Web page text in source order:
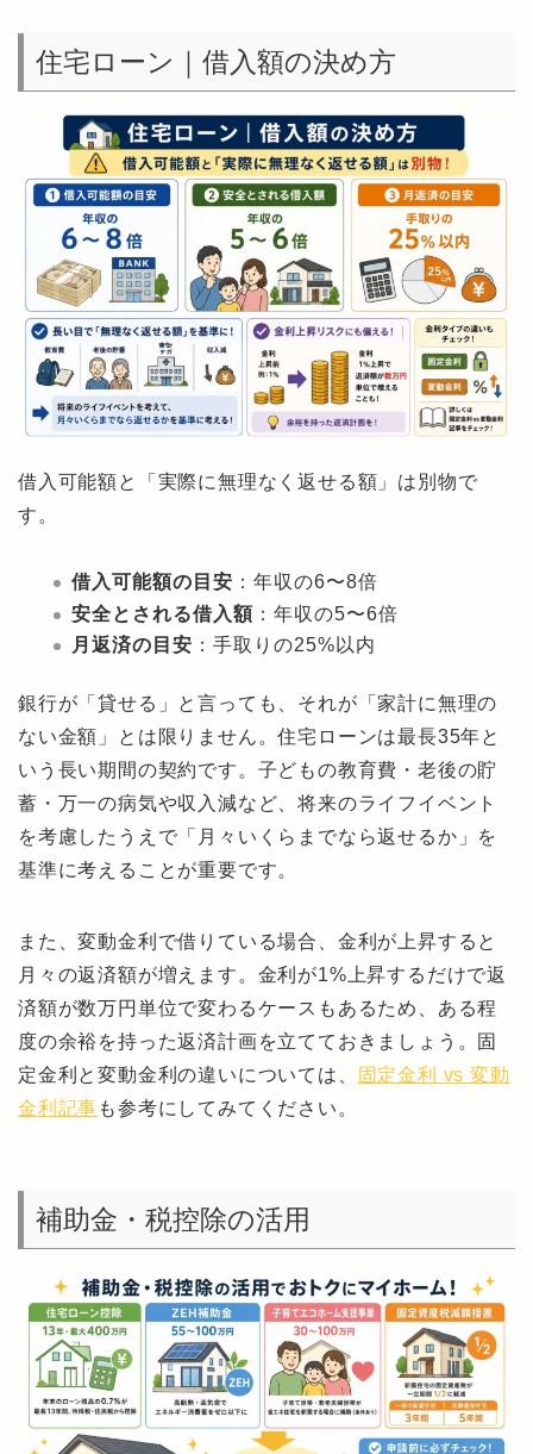
住宅ローン｜借入額の決め方
借入可能額と「実際に無理なく返せる額」は別物で
す。
借入可能額の目安 ：年収の6〜8倍
安全とされる借入額 ：年収の5〜6倍
月返済の目安 ：手取りの25%以内
銀行が「貸せる」と言っても、それが「家計に無理の
ない金額」とは限りません。住宅ローンは最長35年と
いう長い期間の契約です。子どもの教育費・老後の貯
蓄・万一の病気や収入減など、将来のライフイベント
を考慮したうえで「月々いくらまでなら返せるか」を
基準に考えることが重要です。
また、変動金利で借りている場合、金利が上昇すると
月々の返済額が増えます。金利が1%上昇するだけで返
済額が数万円単位で変わるケースもあるため、ある程
度の余裕を持った返済計画を立てておきましょう。固
定金利と変動金利の違いについては、
固定金利 vs 変動
金利記事 も参考にしてみてください。
補助金・税控除の活用